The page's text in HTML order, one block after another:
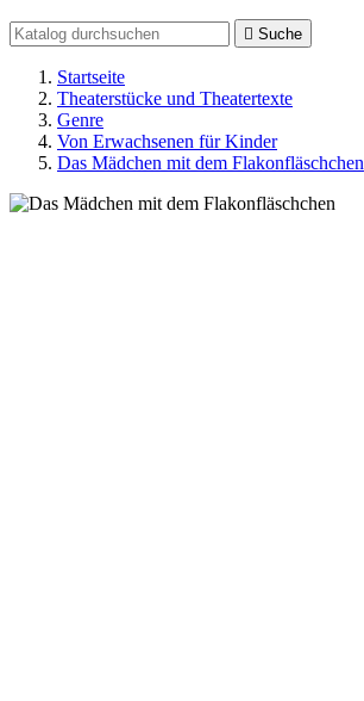
 Suche
Startseite
Theaterstücke und Theatertexte
Genre
Von Erwachsenen für Kinder
Das Mädchen mit dem Flakonfläschchen